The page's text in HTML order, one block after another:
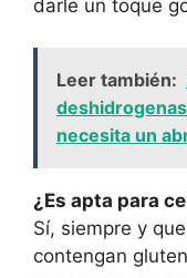
darle un toque
Leer también:
necesita un
¿Es apta para
Sí, siempre y
contengan